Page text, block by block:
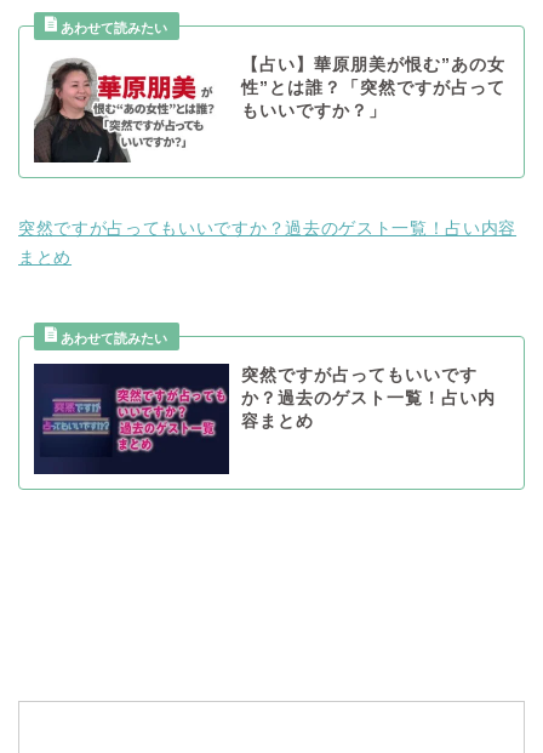
【占い】華原朋美が恨む”あの女
性”とは誰？「突然ですが占って
もいいですか？」
突然ですが占ってもいいですか？過去のゲスト一覧！占い内容
まとめ
突然ですが占ってもいいです
か？過去のゲスト一覧！占い内
容まとめ